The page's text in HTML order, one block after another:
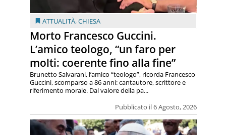
ATTUALITÀ,CHIESA
Morto Francesco Guccini.
L’amico teologo, “un faro per
molti: coerente fino alla fine”
Pubblicato il 6 Agosto, 2026
Brunetto Salvarani, l’amico “teologo”, ricorda Francesco
Guccini, scomparso a 86 anni: cantautore, scrittore e
riferimento morale. Dal valore della pa...